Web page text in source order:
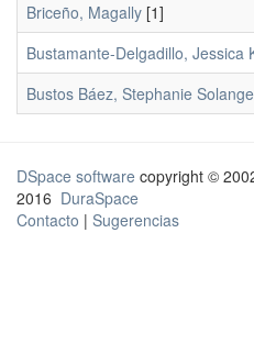
Briceño, Magally [1]
Bustamante-Delgadillo, Jessica
Bustos Báez, Stephanie Solange
DSpace software copyright ©
2016 DuraSpace
Contacto | Sugerencias